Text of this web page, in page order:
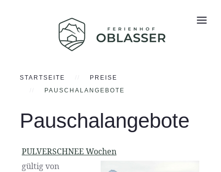
STARTSEITE
PREISE
PAUSCHALANGEBOTE
Pauschalangebote
PULVERSCHNEE Wochen
gültig von